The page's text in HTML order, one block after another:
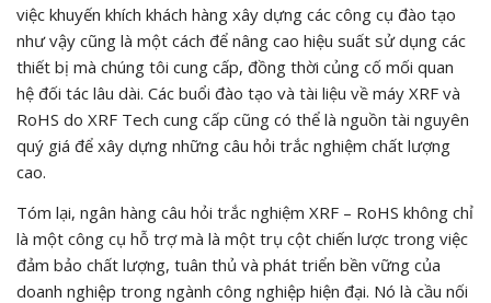
việc khuyến khích khách hàng xây dựng các công cụ đào tạo
như vậy cũng là một cách để nâng cao hiệu suất sử dụng các
thiết bị mà chúng tôi cung cấp, đồng thời củng cố mối quan
hệ đối tác lâu dài. Các buổi đào tạo và tài liệu về máy XRF và
RoHS do XRF Tech cung cấp cũng có thể là nguồn tài nguyên
quý giá để xây dựng những câu hỏi trắc nghiệm chất lượng
cao.
Tóm lại, ngân hàng câu hỏi trắc nghiệm XRF – RoHS không chỉ
là một công cụ hỗ trợ mà là một trụ cột chiến lược trong việc
đảm bảo chất lượng, tuân thủ và phát triển bền vững của
doanh nghiệp trong ngành công nghiệp hiện đại. Nó là cầu nối